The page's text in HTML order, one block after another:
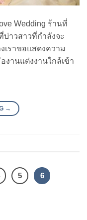
Wedding ร้านที่
าวสาวที่กำลังจะ
เราขอแสดงความ
านแต่งงานใกล้เข้า
→
5 6